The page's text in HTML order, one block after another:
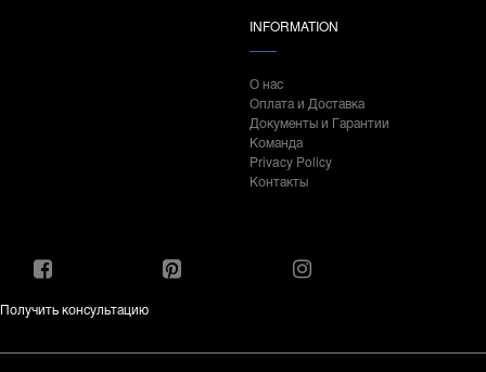
INFORMATION
О нас
Оплата и Доставка
Документы и Гарантии
Команда
Privacy Policy
Контакты
Получить консультацию